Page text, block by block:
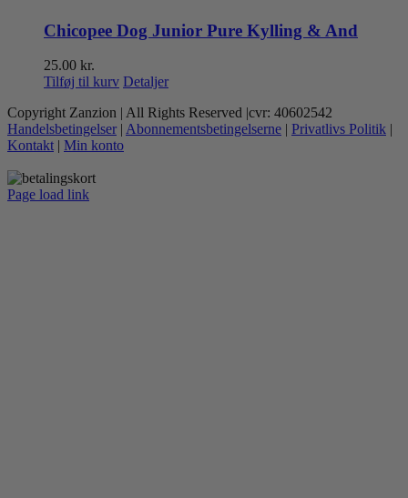
Chicopee Dog Junior Pure Kylling & And
25.00 kr.
Tilføj til kurv Detaljer
Copyright Zanzion | All Rights Reserved |cvr: 40602542
Handelsbetingelser | Abonnementsbetingelserne | Privatlivs Politik |
Kontakt | Min konto
Page load link